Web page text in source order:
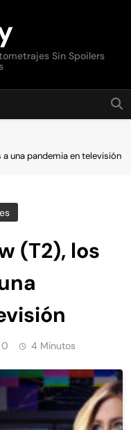
Sin Spoilers
una pandemia en televisión
(T2), los
0 4 Minutos